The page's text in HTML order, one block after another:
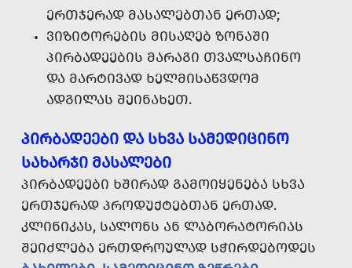
ᲔᲠᲗᲯᲔᲠᲐᲓ ᲛᲐᲡᲐᲚᲔᲑᲗᲐᲜ ᲔᲠᲗᲐᲓ;
ᲕᲘᲖᲘᲢᲝᲠᲔᲑᲘᲡ ᲛᲘᲡᲐᲦᲔᲑ ᲖᲝᲜᲐᲨᲘ
ᲞᲘᲠᲑᲐᲓᲔᲔᲑᲘᲡ ᲛᲐᲠᲐᲒᲘ ᲗᲕᲐᲚᲡᲐᲩᲘᲜᲝ
ᲓᲐ ᲛᲐᲠᲢᲘᲕᲐᲓ ᲮᲔᲚᲛᲘᲡᲐᲬᲕᲓᲝᲛ
ᲐᲓᲒᲘᲚᲐᲡ ᲨᲔᲘᲜᲐᲮᲔᲗ.
ᲞᲘᲠᲑᲐᲓᲔᲔᲑᲘ ᲓᲐ ᲡᲮᲕᲐ ᲡᲐᲛᲔᲓᲘᲪᲘᲜᲝ
ᲡᲐᲮᲐᲠᲯᲘ ᲛᲐᲡᲐᲚᲔᲑᲘ
ᲞᲘᲠᲑᲐᲓᲔᲔᲑᲘ ᲮᲨᲘᲠᲐᲓ ᲒᲐᲛᲝᲘᲧᲔᲜᲔᲑᲐ ᲡᲮᲕᲐ
ᲔᲠᲗᲯᲔᲠᲐᲓ ᲞᲠᲝᲓᲣᲥᲢᲔᲑᲗᲐᲜ ᲔᲠᲗᲐᲓ.
ᲙᲚᲘᲜᲘᲙᲐᲡ, ᲡᲐᲚᲝᲜᲡ ᲐᲜ ᲚᲐᲑᲝᲠᲐᲢᲝᲠᲘᲐᲡ
ᲨᲔᲘᲫᲚᲔᲑᲐ ᲔᲠᲗᲓᲠᲝᲣᲚᲐᲓ ᲡᲭᲘᲠᲓᲔᲑᲝᲓᲔᲡ